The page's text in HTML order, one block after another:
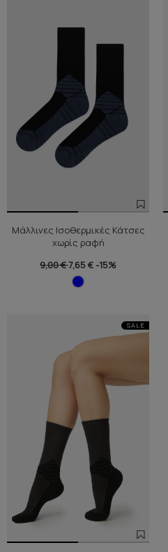
Μάλλινες Ισοθερμικές Κάτσες
χωρίς ραφή
9,00 €7,65 € -15%
SALE